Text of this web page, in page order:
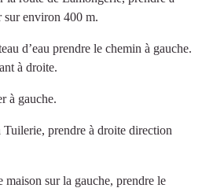
sur environ 400 m.
d’eau prendre le chemin à gauche.
à droite.
à gauche.
prendre à droite direction
maison sur la gauche, prendre le